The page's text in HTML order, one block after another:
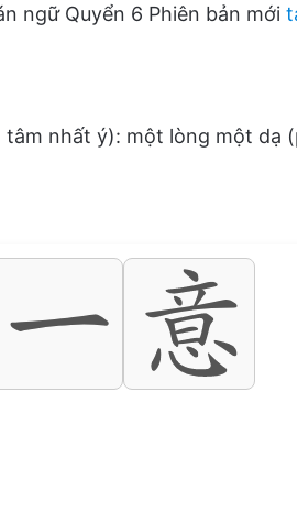
ngữ Quyển 6 Phiên bản mới
tâm nhất ý): một lòng một dạ